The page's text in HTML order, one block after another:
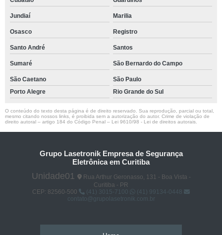
Jundiaí Marilia
Osasco Registro
Santo André Santos
Sumaré São Bernardo do Campo
São Caetano
São Paulo
Porto Alegre
Rio Grande do Sul
O conteúdo do texto desta página é de direito reservado. Sua reprodução, parcial ou total,
mesmo citando nossos links, é proibida sem a autorização do autor. Crime de violação de
direito autoral – artigo 184 do Código Penal – Lei 9610/98 - Lei de direitos autorais
Grupo Lasetronik Empresa de Segurança
Eletrônica em Curitiba
Unidade01
Rua Arthur Geronasso, 131 - Boa Vista -
Curitiba - PR
CEP: 82560-500
(41) 3015-7100
(41) 99134-0448
contato@grupolasetronik.com.br